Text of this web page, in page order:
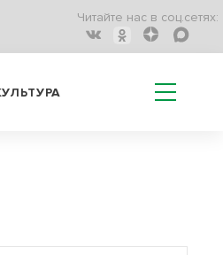
Читайте нас в соц.сетях: